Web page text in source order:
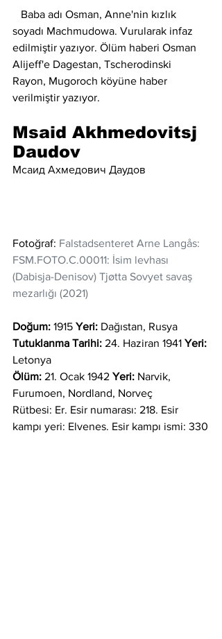
soyadı Machmudowa. Vurularak infaz
edilmiştir yazıyor. Ölüm haberi Osman
Alijeff'e Dagestan, Tscherodinski
Rayon, Mugoroch köyüne haber
verilmiştir yazıyor.
Msaid Akhmedovitsj
Daudov
Мсаид Ахмедович Даудов
Fotoğraf: Falstadsenteret Arne Langås:
FSM.FOTO.C.00011: İsim levhası
(Dabisja-Denisov) Tjøtta Sovyet savaş
mezarlığı (2021)
Doğum: 1915 Yeri: Dağıstan, Rusya
Tutuklanma Tarihi: 24. Haziran 1941 Yeri:
Letonya
Ölüm: 21. Ocak 1942 Yeri: Narvik,
Furumoen, Nordland, Norveç
Rütbesi: Er. Esir numarası: 218. Esir
kampı yeri: Elvenes. Esir kampı ismi: 330